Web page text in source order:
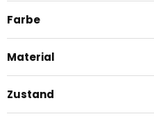
Farbe
Material
Zustand